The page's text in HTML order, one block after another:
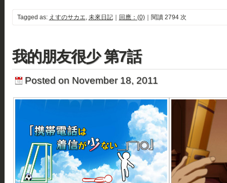
Tagged as: えすのサカエ, 未來日記｜ 回應：(0)｜閱讀 2794 次
我的朋友很少 第7話
Posted on November 18, 2011